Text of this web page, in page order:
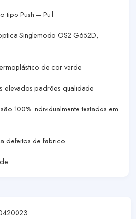
tipo Push – Pull
Singlemodo OS2 G652D,
de cor verde
elevados padrões qualidade
100% individualmente testados em
defeitos de fabrico